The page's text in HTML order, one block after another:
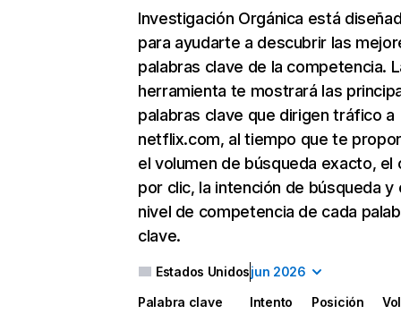
Investigación Orgánica está
para ayudarte a descubrir las
palabras clave de la competencia.
herramienta te mostrará las
palabras clave que dirigen tráfico a
netflix.com, al tiempo que te
el volumen de búsqueda exacto, el
por clic, la intención de búsqueda y
nivel de competencia de cada
clave.
Estados Unidosjun 2026
Palabra clave Intento Posición